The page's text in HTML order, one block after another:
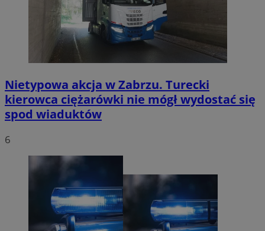
Nietypowa akcja w Zabrzu. Turecki
kierowca ciężarówki nie mógł wydostać się
spod wiaduktów
6